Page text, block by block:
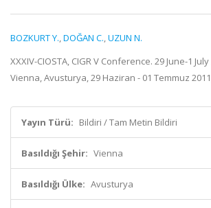
BOZKURT Y.,DOĞAN C.,UZUN N.
XXXIV-CIOSTA, CIGR V Conference. 29 June-1
Vienna, Avusturya, 29 Haziran - 01 Temmuz
Yayın Türü: Bildiri / Tam Metin Bildiri
Basıldığı Şehir: Vienna
Basıldığı Ülke: Avusturya